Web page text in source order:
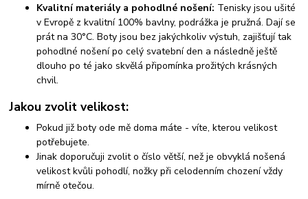
Kvalitní materiály a pohodlné nošení: Tenisky jsou ušité
v Evropě z kvalitní 100% bavlny, podrážka je pružná. Dají se
prát na 30°C. Boty jsou bez jakýchkoliv výstuh, zajišťují tak
pohodlné nošení po celý svatební den a následně ještě
dlouho po té jako skvělá připomínka prožitých krásných
chvil.
Jakou zvolit velikost:
Pokud již boty ode mě doma máte - víte, kterou velikost
potřebujete.
Jinak doporučuji zvolit o číslo větší, než je obvyklá nošená
velikost kvůli pohodlí, nožky při celodenním chození vždy
mírně otečou.